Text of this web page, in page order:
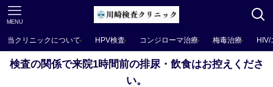
MENU
当クリニックについて HPV検査 コンジローマ治療 梅毒治療
検査の関係で来院1時間前の排尿・飲食はお控えくださ
い。